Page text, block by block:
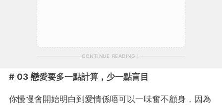
CONTINUE READING
# 03 戀愛要多一點計算，少一點盲目
你慢慢會開始明白到愛情係唔可以一味奮不顧身，因為